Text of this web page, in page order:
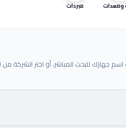
ومعدات مبردات
جهازك للبحث المباشر، أو اختر الشركة من